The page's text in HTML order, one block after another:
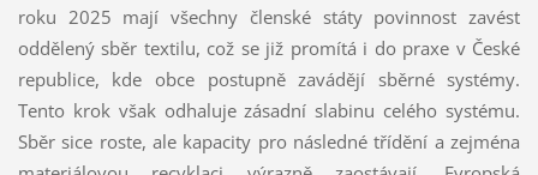
roku 2025 mají všechny členské státy povinnost zavést
oddělený sběr textilu, což se již promítá i do praxe v České
republice, kde obce postupně zavádějí sběrné systémy.
Tento krok však odhaluje zásadní slabinu celého systému.
Sběr sice roste, ale kapacity pro následné třídění a zejména